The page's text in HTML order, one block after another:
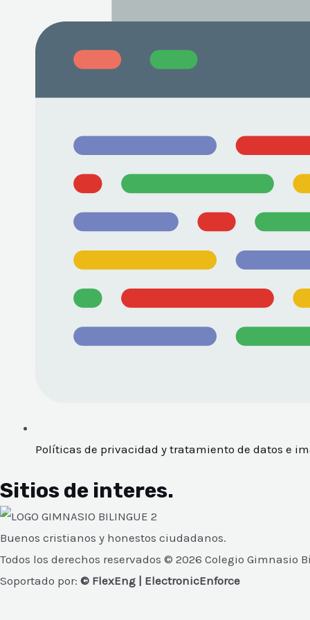
Políticas de privacidad y tratamiento de datos e
Sitios de interes.
Buenos cristianos y honestos ciudadanos.
Todos los derechos reservados © 2026 Colegio Gimnasio
Soportado por: © FlexEng | ElectronicEnforce